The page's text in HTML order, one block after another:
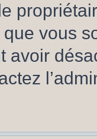
que vous
avoir